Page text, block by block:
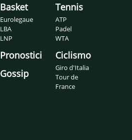
Basket
Eurolegaue
LBA
LNP
Pronostici
Gossip
Tennis
ATP
Padel
WTA
Ciclismo
Giro d'Italia
Tour de
France